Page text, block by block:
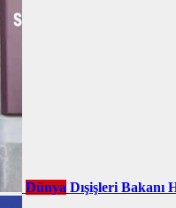
Dünya Dışişleri Bakanı